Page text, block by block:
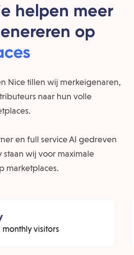
helpen meer
op
Nice tillen wij merkeigenaren,
naar hun volle
en full service AI gedreven
staan wij voor maximale
marketplaces.
monthly visitors